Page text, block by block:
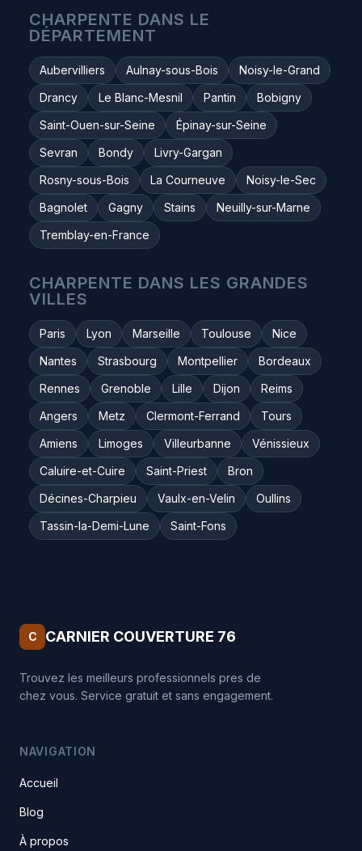
CHARPENTE DANS LE
DÉPARTEMENT
Aubervilliers Aulnay-sous-Bois
Noisy-le-Grand
Drancy
Le Blanc-Mesnil Pantin
Bobigny
Saint-Ouen-sur-Seine
Épinay-sur-Seine
Sevran
Bondy
Livry-Gargan
Rosny-sous-Bois
La Courneuve
Noisy-le-Sec
Bagnolet
Gagny Stains
Neuilly-sur-Marne
Tremblay-en-France
CHARPENTE DANS LES GRANDES
VILLES
Paris Lyon Marseille Toulouse
Nice
Nantes
Strasbourg Montpellier
Bordeaux
Rennes
Grenoble Lille Dijon
Reims
Angers
Metz Clermont-Ferrand
Tours
Amiens
Limoges Villeurbanne
Vénissieux
Caluire-et-Cuire
Saint-Priest
Bron
Décines-Charpieu
Vaulx-en-Velin
Oullins
Tassin-la-Demi-Lune
Saint-Fons
C CARNIER COUVERTURE 76
Trouvez les meilleurs professionnels pres de
chez vous. Service gratuit et sans engagement.
NAVIGATION
Accueil
Blog
À propos